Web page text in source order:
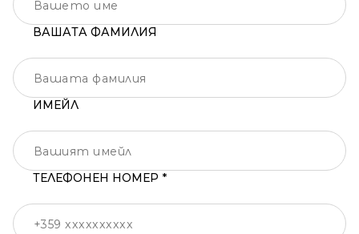
ВАШАТА ФАМИЛИЯ
ИМЕЙЛ
ТЕЛЕФОНЕН НОМЕР *